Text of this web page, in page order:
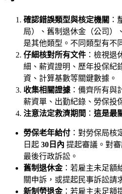
確認錯誤類型與核定機關 ：
局）、舊制退休金（公司）
是其他類型。不同類型有不
仔細核對所有文件 ：檢視退
細、薪資證明、歷年投保紀
資、計算基數等關鍵數據。
收集相關證據 ：備齊所有與
薪資單、出勤紀錄、勞保投
注意法定救濟期間 ： 這是最
勞保老年給付 ：對勞保局核
日起 30日內 提起審議。對
最後行政訴訟。
舊制退休金：若雇主未足額
關申訴，或提起民事訴訟請
新制勞退金：若雇主未足額